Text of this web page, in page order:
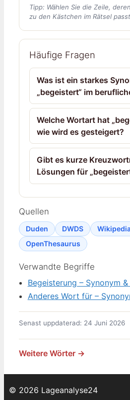
Tipp: Wählen Sie die Zeile,
zu den Kästchen im Rätsel
Häufige Fragen
Was ist ein starkes
„begeistert“ im
Welche Wortart hat
wie wird es gesteigert?
Gibt es kurze
Lösungen für
Quellen
Duden DWDS
OpenThesaurus
Verwandte Begriffe
Begeisterung – Synonym
Anderes Wort für –
Senast uppdaterad: 24 Juni 2026
Weitere Wörter →
© 2026 Lageanalyse24